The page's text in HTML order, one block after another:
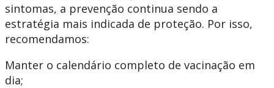
sintomas, a prevenção continua sendo a
estratégia mais indicada de proteção. Por isso,
recomendamos:
Manter o calendário completo de vacinação em
dia;